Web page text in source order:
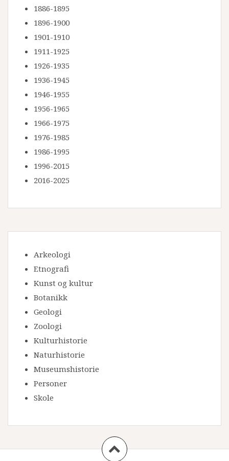
1886-1895
1896-1900
1901-1910
1911-1925
1926-1935
1936-1945
1946-1955
1956-1965
1966-1975
1976-1985
1986-1995
1996-2015
2016-2025
Arkeologi
Etnografi
Kunst og kultur
Botanikk
Geologi
Zoologi
Kulturhistorie
Naturhistorie
Museumshistorie
Personer
Skole